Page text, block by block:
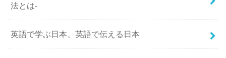
法とは-
英語で学ぶ日本、英語で伝える日本